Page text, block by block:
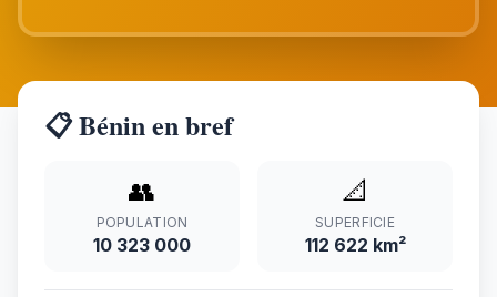
📋 Bénin en bref
👥
POPULATION
10 323 000
📐
SUPERFICIE
112 622 km²